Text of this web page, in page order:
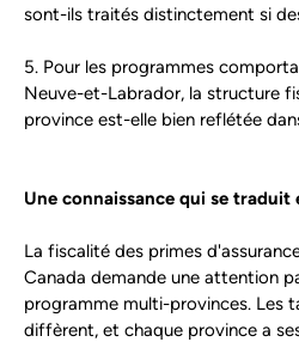
sont-ils traités distinctement si
5. Pour les programmes
Neuve-et-Labrador, la structure
province est-elle bien reflétée
Une connaissance qui se traduit
La fiscalité des primes
Canada demande une attention
programme multi-provinces. Les
diffèrent, et chaque province a